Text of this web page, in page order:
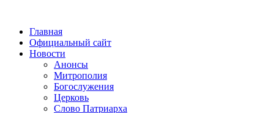
Главная
Официальный сайт
Новости
Анонсы
Митрополия
Богослужения
Церковь
Слово Патриарха